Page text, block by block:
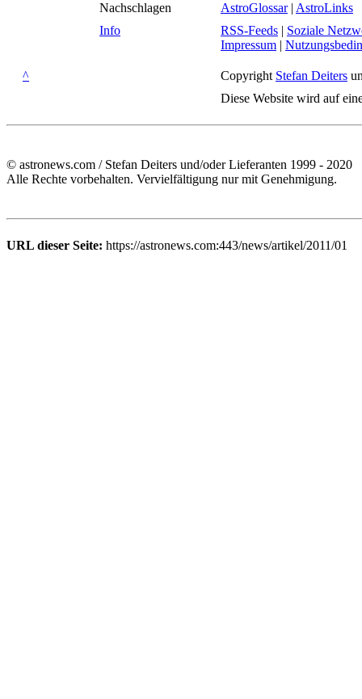
Nachschlagen
AstroGlossar| AstroLinks
Info
RSS-Feeds | Soziale
Impressum |
^ Copyright Stefan Deiters
Diese Website wird auf
© astronews.com / Stefan Deiters und/oder Lieferanten 1999 - 2020
Alle Rechte vorbehalten. Vervielfältigung nur mit Genehmigung.
URL dieser Seite: https://astronews.com:443/news/artikel/2011/01